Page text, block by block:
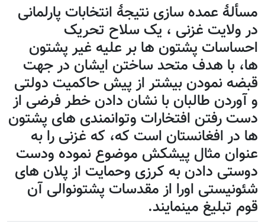
مسألۀ عمده سازی نتیجۀ انتخابات پارلمانی
در ولایت غزنی ، یک سلاح تحریک
احساسات پشتون ها بر علیه غیر پشتون
ها، با هدف متحد ساختن ایشان در جهت
قبضه نمودن بیشتر از پیش حاکمیت دولتی
و آوردن طالبان با نشان دادن خطر فرضی از
دست رفتن افتخارات وتوانمندی های پشتون
ها در افغانستان است که، که غزنی را به
عنوان مثال پیشکش موضوع نموده ودست
دوستی دادن به کرزی وحمایت از پلان های
شئونیستی اورا از مقدسات پشتونوالی آن
قوم تبلیغ مینمایند.